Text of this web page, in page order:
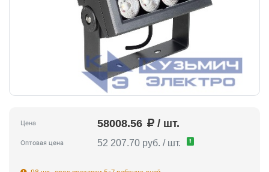
Цена 58008.56 / шт.
Оптовая цена 52 207.70 руб. / шт. !